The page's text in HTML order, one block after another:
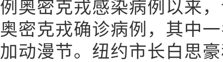
例奥密克戎感染病例以来
奥密克戎确诊病例，其中
加动漫节。纽约市长白思